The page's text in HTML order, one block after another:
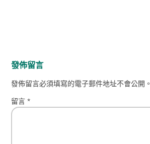
發佈留言
發佈留言必須填寫的電子郵件地址不會公開。
留言*